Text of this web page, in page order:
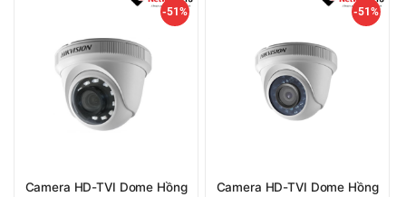
-51%
Camera HD-TVI Dome Hồng
-51%
Camera HD-TVI Dome Hồng